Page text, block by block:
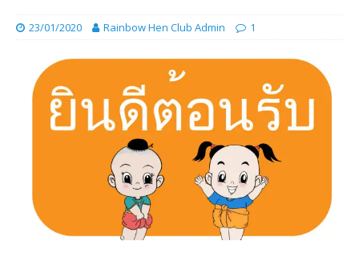
23/01/2020 Rainbow Hen Club Admin 1